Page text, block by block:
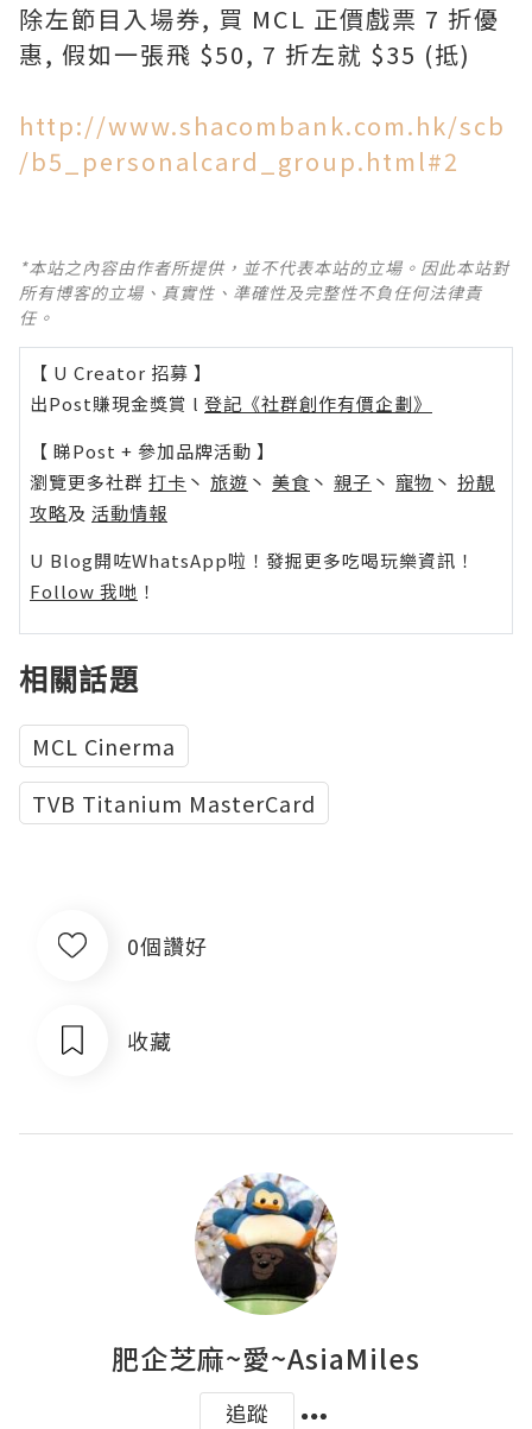
除左節目入場券, 買 MCL 正價戲票 7 折優
惠, 假如一張飛 $50, 7 折左就 $35 (抵)
http://www.shacombank.com.hk/scb
/b5_personalcard_group.html#2
*本站之內容由作者所提供，並不代表本站的立場。因此本站對
所有博客的立場、真實性、準確性及完整性不負任何法律責
任。
【 U Creator 招募 】
出Post賺現金獎賞 l 登記《社群創作有價企劃》
【 睇Post + 參加品牌活動 】
瀏覽更多社群 打卡 丶 旅遊 丶 美食 丶 親子 丶 寵物 丶 扮靚
攻略及 活動情報
U Blog開咗WhatsApp啦！發掘更多吃喝玩樂資訊！
Follow 我哋 ！
相關話題
MCL Cinerma
TVB Titanium MasterCard
0個讚好
收藏
肥企芝麻~愛~AsiaMiles
追蹤